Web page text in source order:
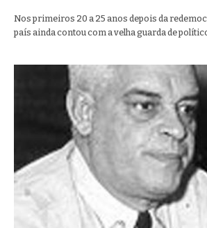
Nos primeiros 20 a 25 anos depois da
país ainda contou com a velha guarda de